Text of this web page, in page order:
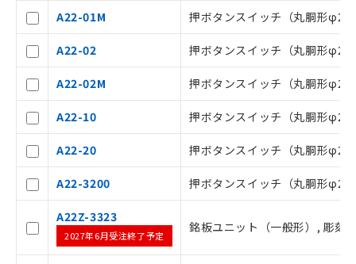
A22-01M 押ボタンスイッチ（丸胴形
A22-02 押ボタンスイッチ（丸胴形
A22-02M 押ボタンスイッチ（丸胴形
A22-10 押ボタンスイッチ（丸胴形
A22-20 押ボタンスイッチ（丸胴形
A22-3200 押ボタンスイッチ（丸胴形
A22Z-3323
2027年6月受注終了予定
銘板ユニット（一般形）, 彫刻
ご利用条件
以下の条件をお読みいただき、同意のうえ
ご利用ください。
本サービスは、当社制御機器事業取扱
商品の当社在庫状況および標準価格(税
抜)を提供させていただくものです。
当社制御機器事業取扱商品の中には、